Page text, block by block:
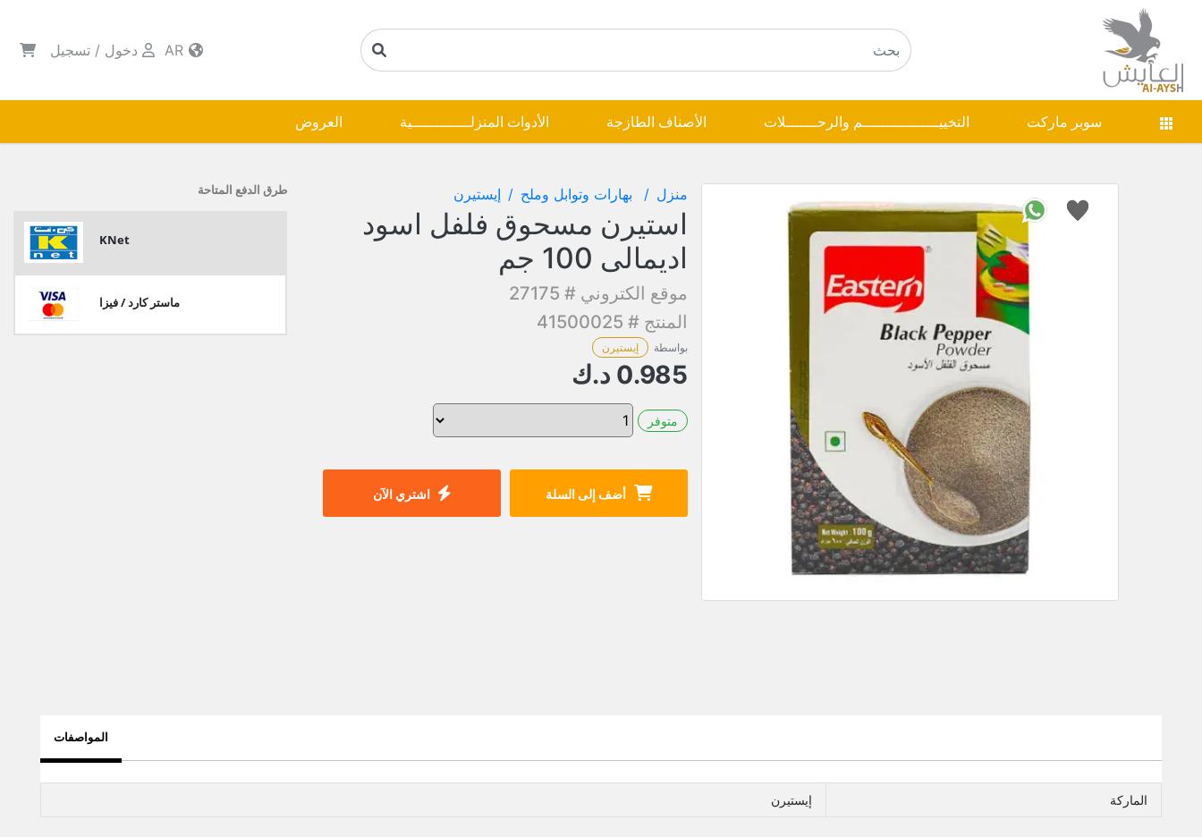
دخول / تسجيل
سوبر ماركت التخييـــــــــــــــــم والرحـــــــلات الأصناف الطازجة الأدوات المنزلـــــــــــــية العروض
منزل بهارات وتوابل وملح إيستيرن
استيرن مسحوق فلفل اسود
اديمالى 100 جم
موقع الكتروني # 27175
المنتج # 41500025
بواسطة إيستيرن
0.985 د.ك
متوفر
أضف إلى السلة اشتري الآن
طرق الدفع المتاحة
KNet
ماستر كارد / فيزا
المواصفات
الماركة إيستيرن